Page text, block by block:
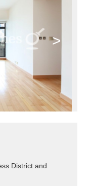
>
District and